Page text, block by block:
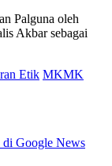
Palguna oleh
Akbar sebagai
Etik MKMK
Google News